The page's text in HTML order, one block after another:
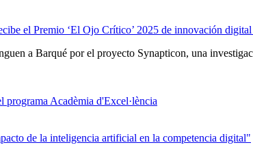
el Premio ‘El Ojo Crítico’ 2025 de innovación
a Barqué por el proyecto Synapticon, una
Acadèmia d'Excel·lència
de la inteligencia artificial en la competencia digital"